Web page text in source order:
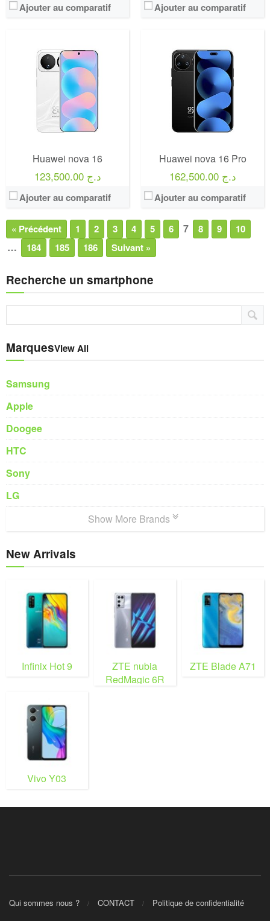
Ajouter au comparatif Ajouter au comparatif
Huawei nova 16
123,500.00 د.ج
Ajouter au comparatif
Huawei nova 16 Pro
162,500.00 د.ج
Ajouter au comparatif
« Précédent 1 2 3 4 5 6 7 8 9 10
… 184 185 186 Suivant »
Recherche un smartphone
MarquesView All
Samsung
Apple
Doogee
HTC
Sony
LG
Show More Brands
New Arrivals
Infinix Hot 9
ZTE nubia
RedMagic 6R
ZTE Blade A71
Vivo Y03
Qui sommes nous ? CONTACT Politique de confidentialité